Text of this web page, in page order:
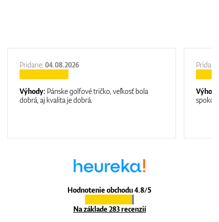
Hodnotenie obchodu 4.8/5
Na základe 283 recenzií
Pridane: 04.08.2026
Výhody: Pánske golfové tričko, veľkosť bola
dobrá, aj kvalita je dobrá.